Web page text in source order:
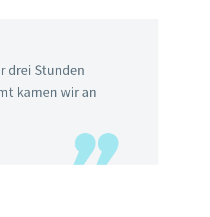
Sitzbank bequem gemacht und
doch auch einiges los. Als wir dann
gesehen! Es waren über zwanzig
Schwarm. Total toll!